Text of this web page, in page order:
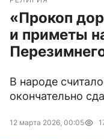
«Прокоп
и приметы
В народе
окончательно
12 марта 2026, 00:05